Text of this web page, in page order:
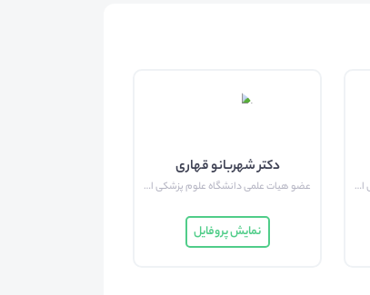
استاد روانپزشکی دانشگاه علوم پزشکی ایران
دکتر شهربانو قهاری
عضو هیات علمی دانشگاه علوم پزشکی ایران
نمایش پروفایل